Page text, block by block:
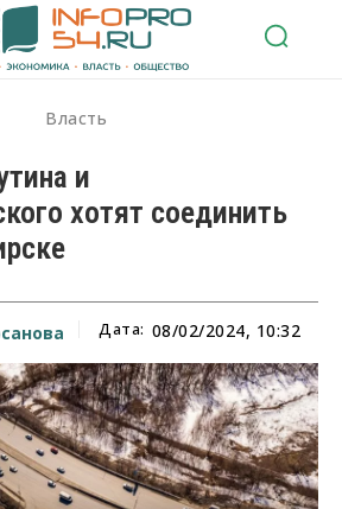
Власть
и
хотят соединить
Дата: 08/02/2024, 10:32